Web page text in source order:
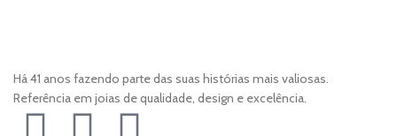
Há 41 anos fazendo parte das suas histórias mais valiosas.
Referência em joias de qualidade, design e excelência.